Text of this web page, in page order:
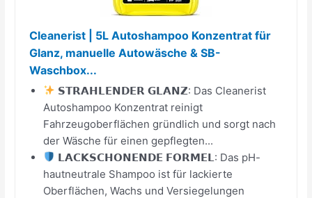
Cleanerist | 5L Autoshampoo Konzentrat für
Glanz, manuelle Autowäsche & SB-
Waschbox...
𝗦𝗧𝗥𝗔𝗛𝗟𝗘𝗡𝗗𝗘𝗥 𝗚𝗟𝗔𝗡𝗭: Das Cleanerist
Autoshampoo Konzentrat reinigt
Fahrzeugoberflächen gründlich und sorgt nach
der Wäsche für einen gepflegten...
𝗟𝗔𝗖𝗞𝗦𝗖𝗛𝗢𝗡𝗘𝗡𝗗𝗘 𝗙𝗢𝗥𝗠𝗘𝗟: Das pH-
hautneutrale Shampoo ist für lackierte
Oberflächen, Wachs und Versiegelungen